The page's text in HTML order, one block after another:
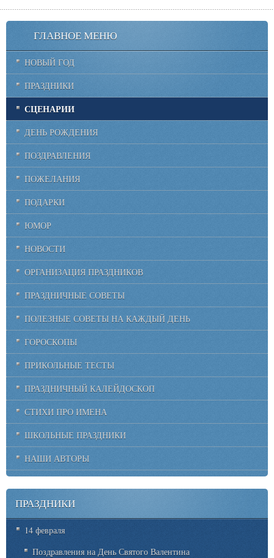
ГЛАВНОЕ МЕНЮ
НОВЫЙ ГОД
ПРАЗДНИКИ
СЦЕНАРИИ
ДЕНЬ РОЖДЕНИЯ
ПОЗДРАВЛЕНИЯ
ПОЖЕЛАНИЯ
ПОДАРКИ
ЮМОР
НОВОСТИ
ОРГАНИЗАЦИЯ ПРАЗДНИКОВ
ПРАЗДНИЧНЫЕ СОВЕТЫ
ПОЛЕЗНЫЕ СОВЕТЫ НА КАЖДЫЙ ДЕНЬ
ГОРОСКОПЫ
ПРИКОЛЬНЫЕ ТЕСТЫ
ПРАЗДНИЧНЫЙ КАЛЕЙДОСКОП
СТИХИ ПРО ИМЕНА
ШКОЛЬНЫЕ ПРАЗДНИКИ
НАШИ АВТОРЫ
ПРАЗДНИКИ
14 февраля
Поздравления на День Святого Валентина